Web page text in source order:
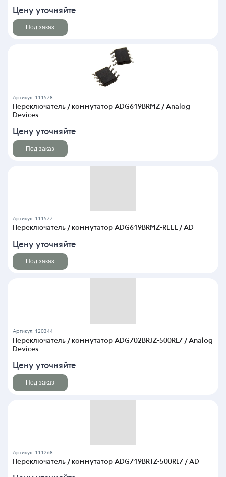
Цену уточняйте
Под заказ
Артикул: 111578
Переключатель / коммутатор ADG619BRMZ / Analog
Devices
Цену уточняйте
Под заказ
Артикул: 111577
Переключатель / коммутатор ADG619BRMZ-REEL / AD
Цену уточняйте
Под заказ
Артикул: 120344
Переключатель / коммутатор ADG702BRJZ-500RL7 / Analog
Devices
Цену уточняйте
Под заказ
Артикул: 111268
Переключатель / коммутатор ADG719BRTZ-500RL7 / AD